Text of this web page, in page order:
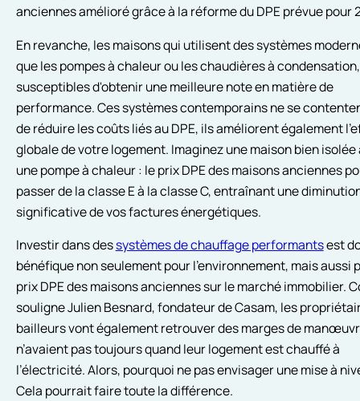
anciennes amélioré grâce à la réforme du DPE prévue pour
En revanche, les maisons qui utilisent des systèmes
que les pompes à chaleur ou les chaudières à
susceptibles d'obtenir une meilleure note en matière de
performance. Ces systèmes contemporains ne se
de réduire les coûts liés au DPE, ils améliorent également
globale de votre logement. Imaginez une maison bien isolée
une pompe à chaleur : le prix DPE des maisons anciennes
passer de la classe E à la classe C, entraînant une
significative de vos factures énergétiques.
Investir dans dessystèmes de chauffage performantsest
bénéfique non seulement pour l'environnement, mais aussi
prix DPE des maisons anciennes sur le marché immobilier.
souligne Julien Besnard, fondateur de Casam, les
bailleurs vont également retrouver des marges de
n’avaient pas toujours quand leur logement est chauffé à
l’électricité. Alors, pourquoi ne pas envisager une mise à
Cela pourrait faire toute la différence.